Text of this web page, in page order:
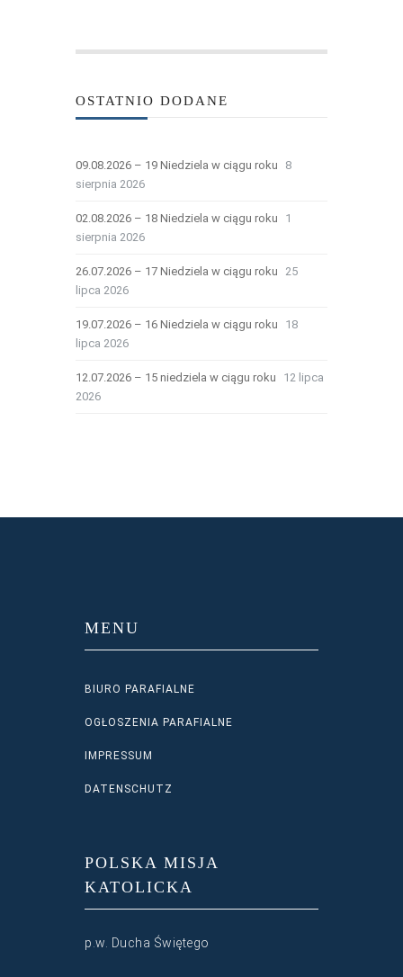
OSTATNIO DODANE
09.08.2026 – 19 Niedziela w ciągu roku
8
sierpnia 2026
02.08.2026 – 18 Niedziela w ciągu roku
1
sierpnia 2026
26.07.2026 – 17 Niedziela w ciągu roku
25
lipca 2026
19.07.2026 – 16 Niedziela w ciągu roku
18
lipca 2026
12.07.2026 – 15 niedziela w ciągu roku
12 lipca
2026
MENU
BIURO PARAFIALNE
OGŁOSZENIA PARAFIALNE
IMPRESSUM
DATENSCHUTZ
POLSKA MISJA
KATOLICKA
p.w. Ducha Świętego